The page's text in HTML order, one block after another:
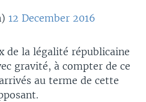
12 December 2016
de la légalité républicaine
gravité, à compter de ce
au terme de cette